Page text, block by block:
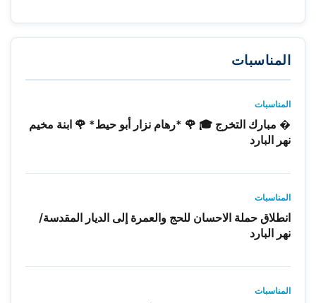
المناسبات
المناسبات
� مبارك التخرج 🎓 🌹 *رهام نزار أبو حيط* 🌹 ابنة مخيم
نهر البارد
المناسبات
انطلاق حملة الاحسان للحج والعمرة إلى الديار المقدسة/
نهر البارد
المناسبات